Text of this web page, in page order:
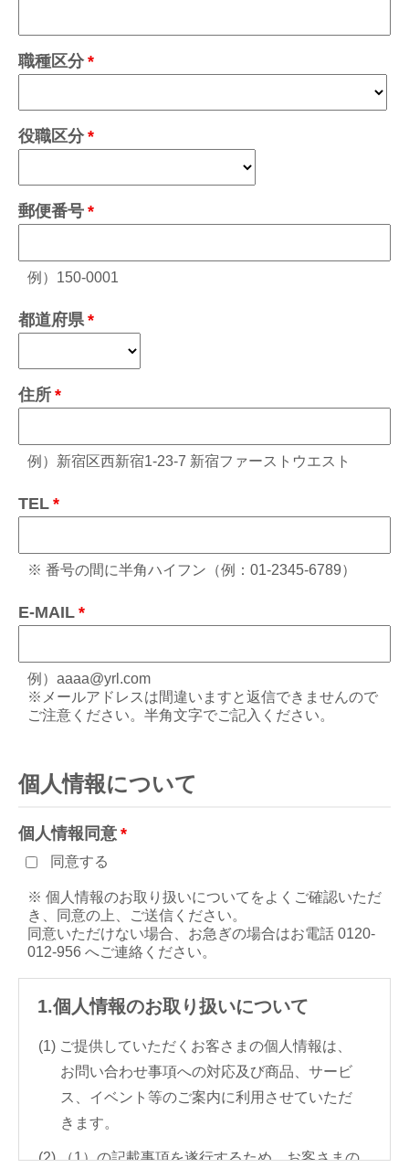
職種区分
役職区分
郵便番号
例）150-0001
都道府県
住所
例）新宿区西新宿1-23-7 新宿ファーストウエスト
TEL
※ 番号の間に半角ハイフン（例：01-2345-6789）
E-MAIL
例）aaaa@yrl.com
※メールアドレスは間違いますと返信できませんので
ご注意ください。半角文字でご記入ください。
個人情報について
個人情報同意
同意する
※ 個人情報のお取り扱いについてをよくご確認いただ
き、同意の上、ご送信ください。
同意いただけない場合、お急ぎの場合はお電話 0120-
012-956 へご連絡ください。